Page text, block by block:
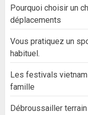
Pourquoi choisir un
déplacements
Vous pratiquez un
habituel.
Les festivals
famille
Débroussailler